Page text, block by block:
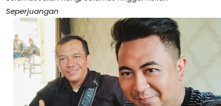
Seperjuangan